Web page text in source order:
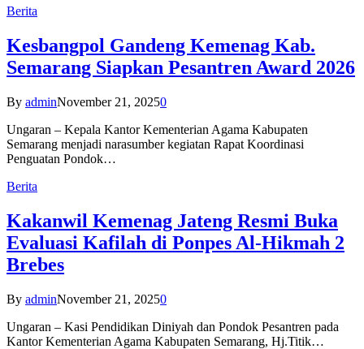
Berita
Kesbangpol Gandeng Kemenag Kab.
Semarang Siapkan Pesantren Award 2026
By adminNovember 21, 20250
Ungaran – Kepala Kantor Kementerian Agama Kabupaten
Semarang menjadi narasumber kegiatan Rapat Koordinasi
Penguatan Pondok…
Berita
Kakanwil Kemenag Jateng Resmi Buka
Evaluasi Kafilah di Ponpes Al-Hikmah 2
Brebes
By adminNovember 21, 20250
Ungaran – Kasi Pendidikan Diniyah dan Pondok Pesantren pada
Kantor Kementerian Agama Kabupaten Semarang, Hj.Titik…